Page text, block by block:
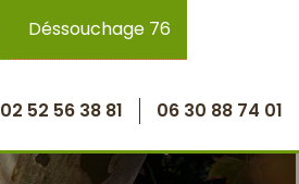
Déssouchage 76
02 52 56 38 81 06 30 88 74 01